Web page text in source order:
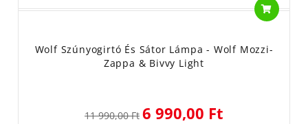
Wolf Szúnyogirtó És Sátor Lámpa - Wolf Mozzi-
Zappa & Bivvy Light
11 990,00 Ft 6 990,00 Ft